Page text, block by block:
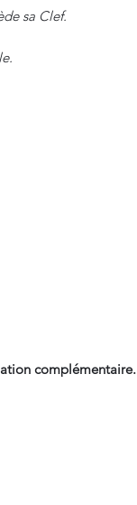
sa Clef.
complémentaire.